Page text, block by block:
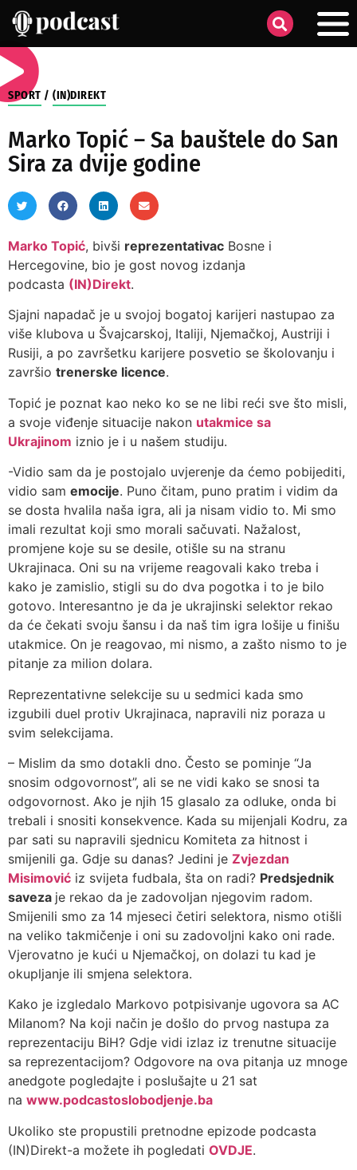
SPORT / (IN)DIREKT
Marko Topić – Sa bauštele do San
Sira za dvije godine
Marko Topić, bivši reprezentativac Bosne i
Hercegovine, bio je gost novog izdanja
podcasta (IN)Direkt.
Sjajni napadač je u svojoj bogatoj karijeri nastupao za
više klubova u Švajcarskoj, Italiji, Njemačkoj, Austriji i
Rusiji, a po završetku karijere posvetio se školovanju i
završio trenerske licence.
Topić je poznat kao neko ko se ne libi reći sve što misli,
a svoje viđenje situacije nakon utakmice sa
Ukrajinom iznio je i u našem studiju.
-Vidio sam da je postojalo uvjerenje da ćemo pobijediti,
vidio sam emocije. Puno čitam, puno pratim i vidim da
se dosta hvalila naša igra, ali ja nisam vidio to. Mi smo
imali rezultat koji smo morali sačuvati. Nažalost,
promjene koje su se desile, otišle su na stranu
Ukrajinaca. Oni su na vrijeme reagovali kako treba i
kako je zamislio, stigli su do dva pogotka i to je bilo
gotovo. Interesantno je da je ukrajinski selektor rekao
da će čekati svoju šansu i da naš tim igra lošije u finišu
utakmice. On je reagovao, mi nismo, a zašto nismo to je
pitanje za milion dolara.
Reprezentativne selekcije su u sedmici kada smo
izgubili duel protiv Ukrajinaca, napravili niz poraza u
svim selekcijama.
– Mislim da smo dotakli dno. Često se pominje “Ja
snosim odgovornost”, ali se ne vidi kako se snosi ta
odgovornost. Ako je njih 15 glasalo za odluke, onda bi
trebali i snositi konsekvence. Kada su mijenjali Kodru, za
par sati su napravili sjednicu Komiteta za hitnost i
smijenili ga. Gdje su danas? Jedini je Zvjezdan
Misimović iz svijeta fudbala, šta on radi? Predsjednik
saveza je rekao da je zadovoljan njegovim radom.
Smijenili smo za 14 mjeseci četiri selektora, nismo otišli
na veliko takmičenje i oni su zadovoljni kako oni rade.
Vjerovatno je kući u Njemačkoj, on dolazi tu kad je
okupljanje ili smjena selektora.
Kako je izgledalo Markovo potpisivanje ugovora sa AC
Milanom? Na koji način je došlo do prvog nastupa za
reprezentaciju BiH? Gdje vidi izlaz iz trenutne situacije
sa reprezentacijom? Odgovore na ova pitanja uz mnoge
anedgote pogledajte i poslušajte u 21 sat
na www.podcastoslobodjenje.ba
Ukoliko ste propustili pretnodne epizode podcasta
(IN)Direkt-a možete ih pogledati OVDJE.